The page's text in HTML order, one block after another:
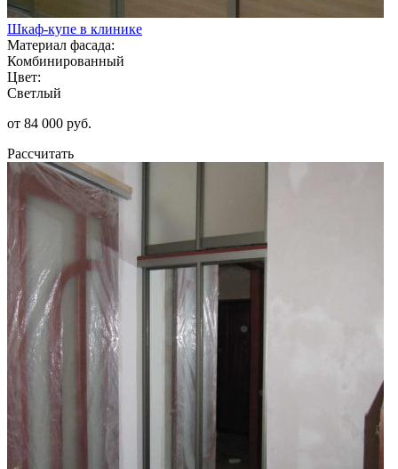
Шкаф-купе в клинике
Материал фасада:
Комбинированный
Цвет:
Светлый
от 84 000 руб.
Рассчитать